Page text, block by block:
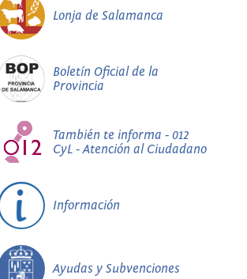
Lonja de Salamanca
Boletín Oficial de la
Provincia
También te informa - 012
CyL - Atención al Ciudadano
Información
Ayudas y Subvenciones